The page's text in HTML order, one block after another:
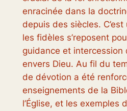
enracinée dans la
depuis des siècles.
les fidèles s’reposent
guidance et intercession
envers Dieu. Au fil du
de dévotion a été
enseignements de la
l’Église, et les exemples